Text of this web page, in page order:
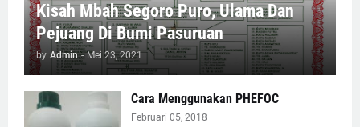
Kisah Mbah Segoro Puro, Ulama Dan
Pejuang Di Bumi Pasuruan
by Admin - Mei 23, 2021
Cara Menggunakan PHEFOC
Februari 05, 2018